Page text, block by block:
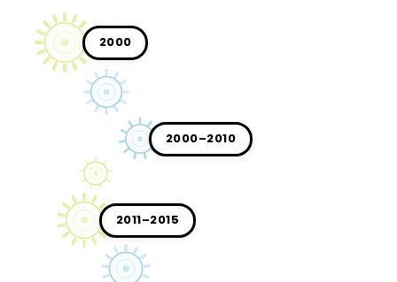
2000
2000–2010
2011–2015